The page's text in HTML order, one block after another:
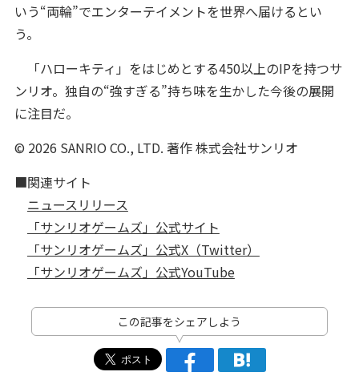
いう“両輪”でエンターテイメントを世界へ届けるとい
う。
「ハローキティ」をはじめとする450以上のIPを持つサ
ンリオ。独自の“強すぎる”持ち味を生かした今後の展開
に注目だ。
© 2026 SANRIO CO., LTD. 著作 株式会社サンリオ
■関連サイト
ニュースリリース
「サンリオゲームズ」公式サイト
「サンリオゲームズ」公式X（Twitter）
「サンリオゲームズ」公式YouTube
この記事をシェアしよう